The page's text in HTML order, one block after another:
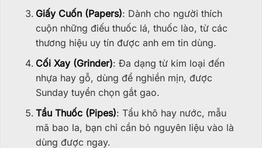
Giấy Cuốn (Papers): Dành cho người thích
cuộn những điếu thuốc lá, thuốc lào, từ các
thương hiệu uy tín được anh em tin dùng.
Cối Xay (Grinder): Đa dạng từ kim loại đến
nhựa hay gỗ, dùng để nghiền mịn, được
Sunday tuyển chọn gắt gao.
Tẩu Thuốc (Pipes): Tẩu khô hay nước, mẫu
mã bao la, bạn chỉ cần bỏ nguyên liệu vào là
dùng được ngay.